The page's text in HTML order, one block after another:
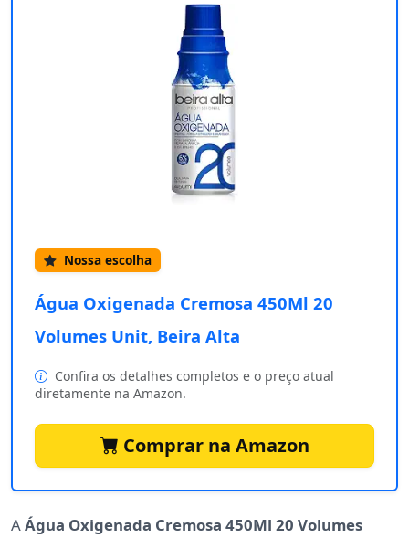
Nossa escolha
Água Oxigenada Cremosa 450Ml 20
Volumes Unit, Beira Alta
Confira os detalhes completos e o preço atual
diretamente na Amazon.
Comprar na Amazon
AÁgua Oxigenada Cremosa 450Ml 20 Volumes